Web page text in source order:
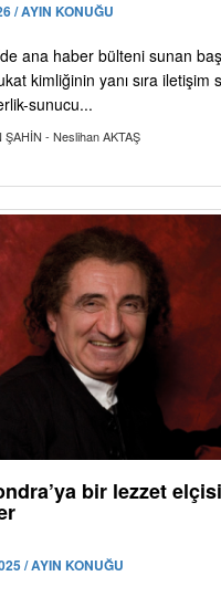
/ AYIN KONUĞU
ana haber bülteni sunan
kimliğinin yanı sıra iletişim
sunucu...
- Neslihan AKTAŞ
bir lezzet
/ AYIN KONUĞU